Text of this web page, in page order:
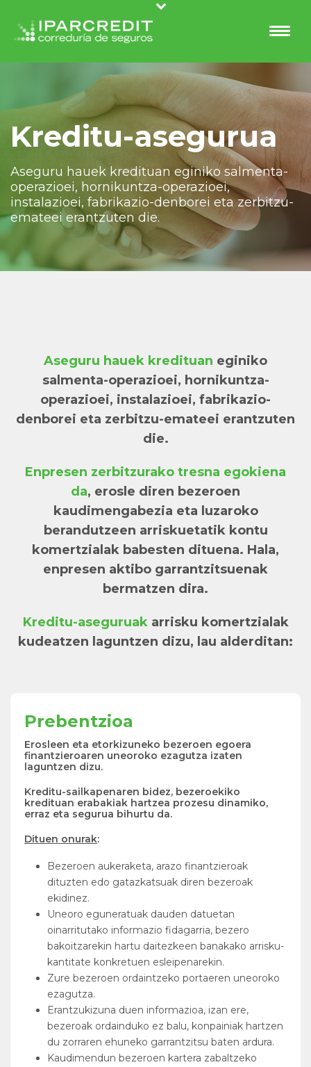
Kreditu-asegurua
Aseguru hauek kredituan eginiko salmenta-
operazioei, hornikuntza-operazioei,
instalazioei, fabrikazio-denborei eta zerbitzu-
emateei erantzuten die.
Aseguru hauek kredituan eginiko
salmenta-operazioei, hornikuntza-
operazioei, instalazioei, fabrikazio-
denborei eta zerbitzu-emateei erantzuten
die.
Enpresen zerbitzurako tresna egokiena
da, erosle diren bezeroen
kaudimengabezia eta luzaroko
berandutzeen arriskuetatik kontu
komertzialak babesten dituena. Hala,
enpresen aktibo garrantzitsuenak
bermatzen dira.
Kreditu-aseguruakarrisku komertzialak
kudeatzen laguntzen dizu, lau alderditan:
Prebentzioa
Erosleen eta etorkizuneko bezeroen egoera
finantzieroaren uneoroko ezagutza izaten
laguntzen dizu.
Kreditu-sailkapenaren bidez, bezeroekiko
kredituan erabakiak hartzea prozesu dinamiko,
erraz eta segurua bihurtu da.
Dituen onurak:
Bezeroen aukeraketa, arazo finantzieroak
dituzten edo gatazkatsuak diren bezeroak
ekidinez.
Uneoro eguneratuak dauden datuetan
oinarritutako informazio fidagarria, bezero
bakoitzarekin hartu daitezkeen banakako arrisku-
kantitate konkretuen esleipenarekin.
Zure bezeroen ordaintzeko portaeren uneoroko
ezagutza.
Erantzukizuna duen informazioa, izan ere,
bezeroak ordainduko ez balu, konpainiak hartzen
du zorraren ehuneko garrantzitsu baten ardura.
Kaudimendun bezeroen kartera zabaltzeko